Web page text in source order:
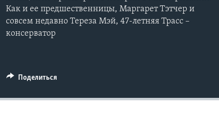
Как и ее предшественницы, Маргарет Тэтчер и
совсем недавно Тереза Мэй, 47-летняя Трасс –
консерватор
Поделиться